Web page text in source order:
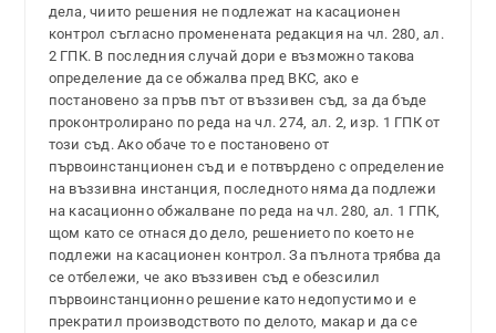
дела, чиито решения не подлежат на касационен
контрол съгласно променената редакция на чл. 280, ал.
2 ГПК. В последния случай дори е възможно такова
определение да се обжалва пред ВКС, ако е
постановено за пръв път от въззивен съд, за да бъде
проконтролирано по реда на чл. 274, ал. 2, изр. 1 ГПК от
този съд. Ако обаче то е постановено от
първоинстанционен съд и е потвърдено с определение
на въззивна инстанция, последното няма да подлежи
на касационно обжалване по реда на чл. 280, ал. 1 ГПК,
щом като се отнася до дело, решението по което не
подлежи на касационен контрол. За пълнота трябва да
се отбележи, че ако въззивен съд е обезсилил
първоинстанционно решение като недопустимо и е
прекратил производството по делото, макар и да се